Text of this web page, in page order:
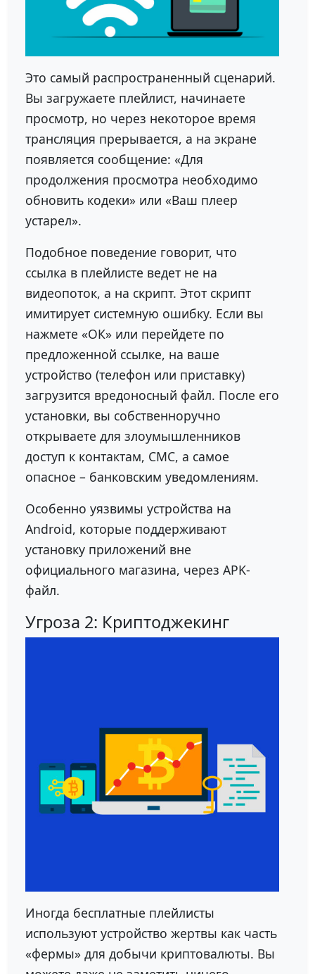
Это самый распространенный сценарий.
Вы загружаете плейлист, начинаете
просмотр, но через некоторое время
трансляция прерывается, а на экране
появляется сообщение: «Для
продолжения просмотра необходимо
обновить кодеки» или «Ваш плеер
устарел».
Подобное поведение говорит, что
ссылка в плейлисте ведет не на
видеопоток, а на скрипт. Этот скрипт
имитирует системную ошибку. Если вы
нажмете «ОК» или перейдете по
предложенной ссылке, на ваше
устройство (телефон или приставку)
загрузится вредоносный файл. После его
установки, вы собственноручно
открываете для злоумышленников
доступ к контактам, СМС, а самое
опасное – банковским уведомлениям.
Особенно уязвимы устройства на
Android, которые поддерживают
установку приложений вне
официального магазина, через APK-
файл.
Угроза 2: Криптоджекинг
Иногда бесплатные плейлисты
используют устройство жертвы как часть
«фермы» для добычи криптовалюты. Вы